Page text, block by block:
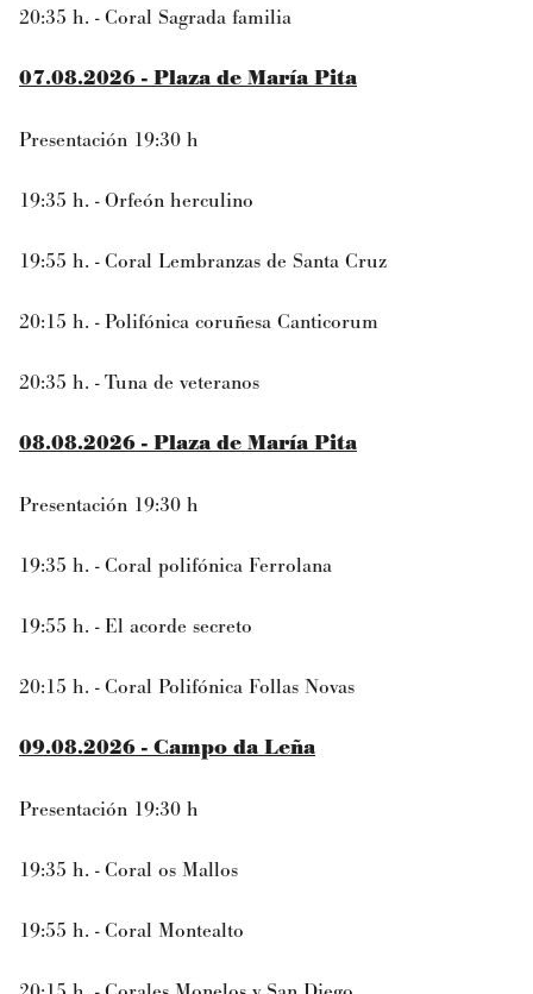
20:35 h. - Coral Sagrada familia
07.08.2026 - Plaza de María Pita
Presentación 19:30 h
19:35 h. - Orfeón herculino
19:55 h. - Coral Lembranzas de Santa Cruz
20:15 h. - Polifónica coruñesa Canticorum
20:35 h. - Tuna de veteranos
08.08.2026 - Plaza de María Pita
Presentación 19:30 h
19:35 h. - Coral polifónica Ferrolana
19:55 h. - El acorde secreto
20:15 h. - Coral Polifónica Follas Novas
09.08.2026 - Campo da Leña
Presentación 19:30 h
19:35 h. - Coral os Mallos
19:55 h. - Coral Montealto